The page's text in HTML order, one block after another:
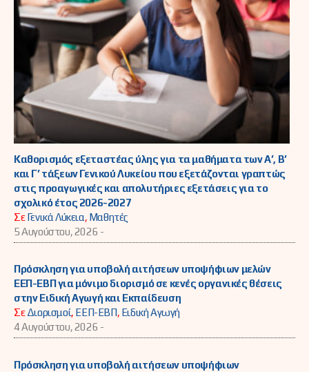
Καθορισμός εξεταστέας ύλης για τα μαθήματα των Α’, Β’
και Γ’ τάξεων Γενικού Λυκείου που εξετάζονται γραπτώς
στις προαγωγικές και απολυτήριες εξετάσεις για το
σχολικό έτος 2026-2027
ΣεΓενικά Λύκεια, Μαθητές
5 Αυγούστου, 2026 -
Πρόσκληση για υποβολή αιτήσεων υποψήφιων μελών
ΕΕΠ-ΕΒΠ για μόνιμο διορισμό σε κενές οργανικές θέσεις
στην Ειδική Αγωγή και Εκπαίδευση
ΣεΔιορισμοί, ΕΕΠ-ΕΒΠ, Ειδική Αγωγή
4 Αυγούστου, 2026 -
Πρόσκληση για υποβολή αιτήσεων υποψήφιων